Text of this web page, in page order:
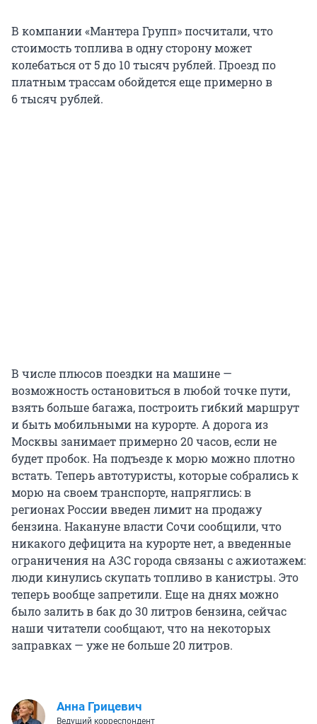
В компании «Мантера Групп» посчитали, что
стоимость топлива в одну сторону может
колебаться от 5 до 10 тысяч рублей. Проезд по
платным трассам обойдется еще примерно в
6 тысяч рублей.
В числе плюсов поездки на машине —
возможность остановиться в любой точке пути,
взять больше багажа, построить гибкий маршрут
и быть мобильными на курорте. А дорога из
Москвы занимает примерно 20 часов, если не
будет пробок. На подъезде к морю можно плотно
встать. Теперь автотуристы, которые собрались к
морю на своем транспорте, напряглись: в
регионах России введен лимит на продажу
бензина. Накануне власти Сочи сообщили, что
никакого дефицита на курорте нет, а введенные
ограничения на АЗС города связаны с ажиотажем:
люди кинулись скупать топливо в канистры. Это
теперь вообще запретили. Еще на днях можно
было залить в бак до 30 литров бензина, сейчас
наши читатели сообщают, что на некоторых
заправках — уже не больше 20 литров.
Анна Грицевич
Ведущий корреспондент